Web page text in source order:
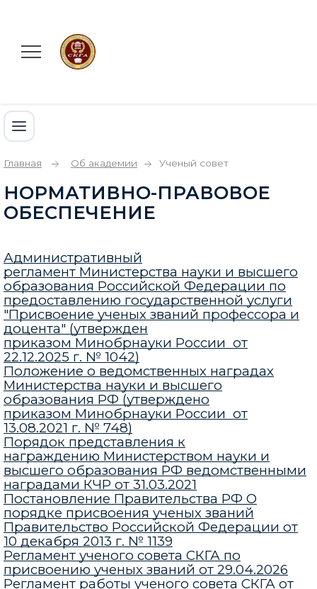
Главная Об академии Ученый совет
НОРМАТИВНО-ПРАВОВОЕ
ОБЕСПЕЧЕНИЕ
Административный
регламент Министерства науки и высшего
образования Российской Федерации по
предоставлению государственной услуги
"Присвоение ученых званий профессора и
доцента" (утвержден
приказом Минобрнауки России от
22.12.2025 г. № 1042)
Положение о ведомственных наградах
Министерства науки и высшего
образования РФ (утверждено
приказом Минобрнауки России от
13.08.2021 г. № 748)
Порядок представления к
награждению Министерством науки и
высшего образования РФ ведомственными
наградами КЧР от 31.03.2021
Постановление Правительства РФ О
порядке присвоения ученых званий
Правительство Российской Федерации от
10 декабря 2013 г. № 1139
Регламент ученого совета СКГА по
присвоению ученых званий от 29.04.2026
Регламент работы ученого совета СКГА от